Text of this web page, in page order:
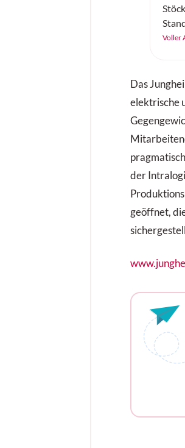
Voller
Das
elektrische
der
geöffnet,